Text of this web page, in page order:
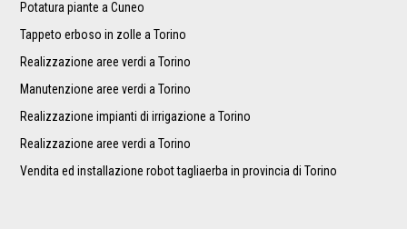
Potatura piante a Cuneo
Tappeto erboso in zolle a Torino
Realizzazione aree verdi a Torino
Manutenzione aree verdi a Torino
Realizzazione impianti di irrigazione a Torino
Realizzazione aree verdi a Torino
Vendita ed installazione robot tagliaerba in provincia di Torino